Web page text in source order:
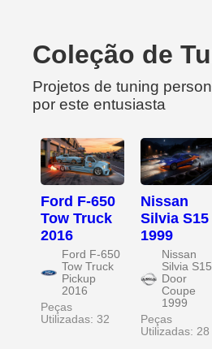
Coleção de
Projetos de tuning
por este entusiasta
Ford F-650
Tow Truck
2016
Ford F-650
Tow Truck
Pickup
2016
Peças
Utilizadas: 32
Nissan
Silvia S15
1999
Nissan
Silvia
Door
Coupe
1999
Peças
Utilizadas: 28